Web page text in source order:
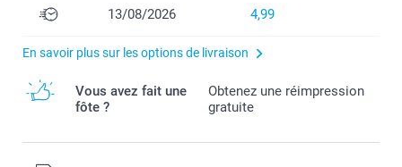
13/08/2026 4,99
En savoir plus sur les options de livraison
Vous avez fait une
fôte ?
Obtenez une réimpression
gratuite